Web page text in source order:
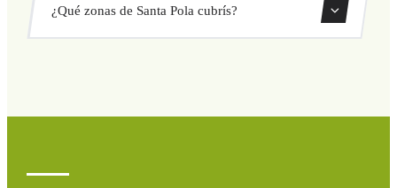
directamente desde nuestro sistema de reservas.
¿Qué zonas de Santa Pola cubrís?